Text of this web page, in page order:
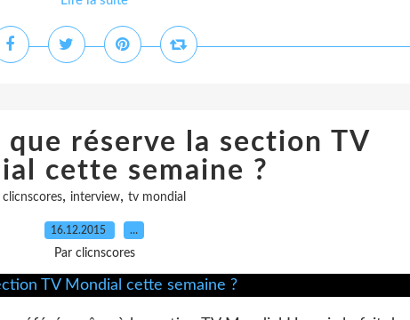
que réserve la section TV
cette semaine ?
clicnscores, interview, tv mondial
16.12.2015 …
Par clicnscores